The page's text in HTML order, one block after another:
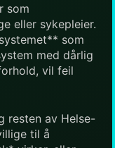
som
eller sykepleier.
som
med dårlig
vil feil
resten av Helse-
til å